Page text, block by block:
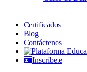
Certificados
Blog
Contáctenos
Inscríbete